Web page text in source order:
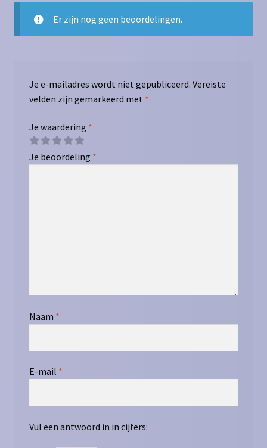
Er zijn nog geen beoordelingen.
Je e-mailadres wordt niet gepubliceerd. Vereiste
velden zijn gemarkeerd met *
Je waardering *
Je beoordeling *
Naam *
E-mail *
Vul een antwoord in in cijfers: